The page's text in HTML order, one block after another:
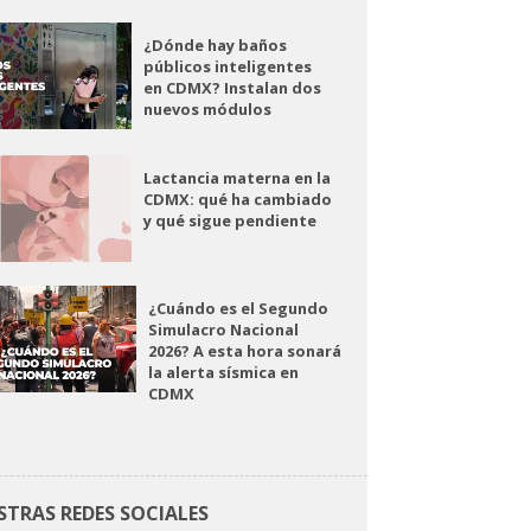
¿Dónde hay baños
públicos inteligentes
en CDMX? Instalan dos
nuevos módulos
Lactancia materna en la
CDMX: qué ha cambiado
y qué sigue pendiente
¿Cuándo es el Segundo
Simulacro Nacional
2026? A esta hora sonará
la alerta sísmica en
CDMX
REDES SOCIALES